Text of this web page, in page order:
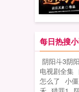
每日热搜
阴阳斗3阴
电视剧全集
怎么了 小